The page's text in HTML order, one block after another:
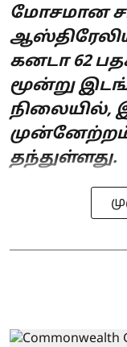
மோசமான
கனடா 62
மூன்று
நிலையில்,
முன்னேற்றம்
தந்துள்ளது.